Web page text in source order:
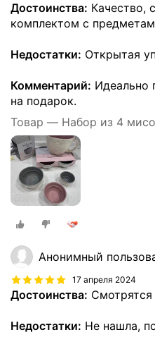
Достоинства: Качество,
комплектом с
Недостатки: Открытая
Комментарий: Идеально
на подарок.
Товар — Набор из 4
Анонимный
17 апреля 2024
Достоинства: Смотрятся
Недостатки: Не нашла,